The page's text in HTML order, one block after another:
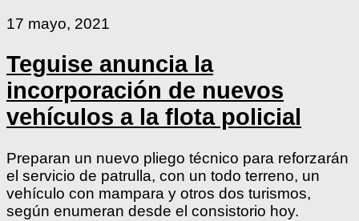
17 mayo, 2021
Teguise anuncia la
incorporación de nuevos
vehículos a la flota policial
Preparan un nuevo pliego técnico para reforzarán
el servicio de patrulla, con un todo terreno, un
vehículo con mampara y otros dos turismos,
según enumeran desde el consistorio hoy.